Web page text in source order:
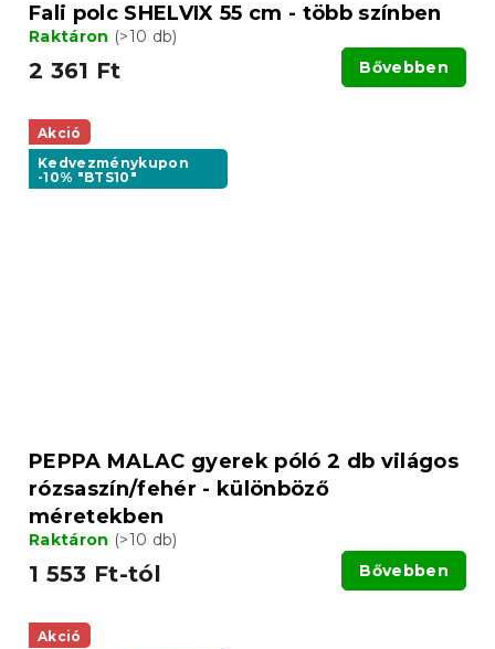
Fali polc SHELVIX 55 cm - több színben
Raktáron (>10 db)
2 361 Ft Bővebben
Akció
Kedvezménykupon
-10% "BTS10"
PEPPA MALAC gyerek póló 2 db világos
rózsaszín/fehér - különböző
méretekben
Raktáron (>10 db)
1 553 Ft-tól Bővebben
Akció